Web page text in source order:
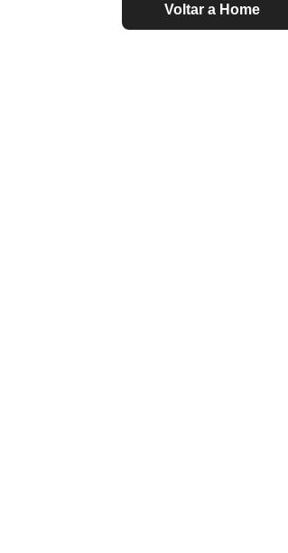
Voltar a Home